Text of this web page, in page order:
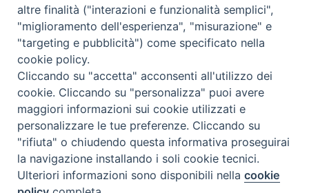
Contatti
altre finalità ("interazioni e funzionalità semplici",
"miglioramento dell'esperienza", "misurazione" e
"targeting e pubblicità") come specificato nella
cookie policy.
Cliccando su "accetta" acconsenti all'utilizzo dei
cookie. Cliccando su "personalizza" puoi avere
maggiori informazioni sui cookie utilizzati e
personalizzare le tue preferenze. Cliccando su
"rifiuta" o chiudendo questa informativa proseguirai
la navigazione installando i soli cookie tecnici.
Ulteriori informazioni sono disponibili nellacookie